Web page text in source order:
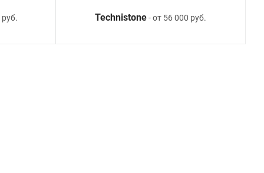
Technistone- от 56 000 руб.